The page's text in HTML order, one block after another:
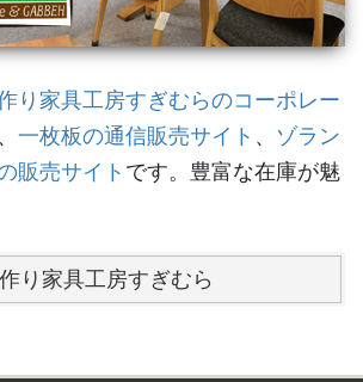
り家具工房すぎむらのコーポレー
一枚板の通信販売サイト 、 ゾラン
販売サイト です。豊富な在庫が魅
り家具工房すぎむら